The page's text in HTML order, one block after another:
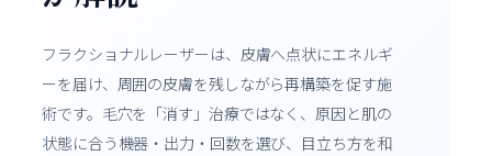
フラクショナルレーザーは、皮膚へ点状にエネルギ
ーを届け、周囲の皮膚を残しながら再構築を促す施
術です。毛穴を「消す」治療ではなく、原因と肌の
状態に合う機器・出力・回数を選び、目立ち方を和